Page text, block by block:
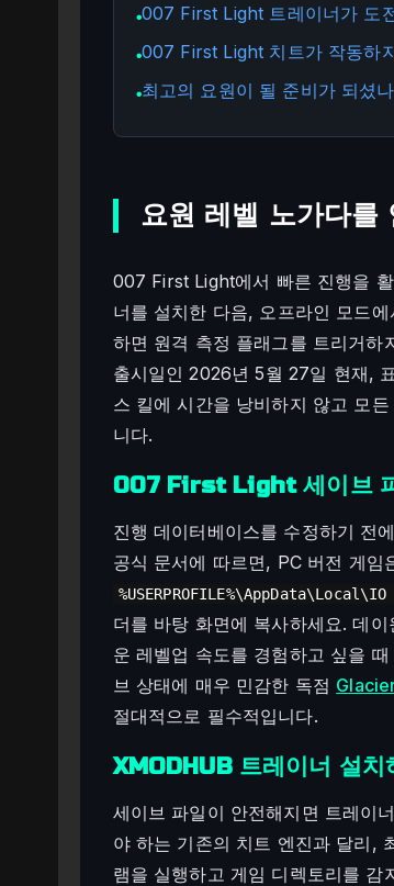
●007 First Light 트레이너가 도
●007 First Light 치트가 작동하
●최고의 요원이 될 준비가 되셨
요원 레벨 노가다를
007 First Light에서 빠른 진행을
너를 설치한 다음, 오프라인 모드
하면 원격 측정 플래그를 트리거하
출시일인 2026년 5월 27일 현재,
스 킬에 시간을 낭비하지 않고 모
니다.
007 First Light 세이브 파
진행 데이터베이스를 수정하기 전
공식 문서에 따르면, PC 버전 게임
더를 바탕 화면에 복사하세요. 데
운 레벨업 속도를 경험하고 싶을
브 상태에 매우 민감한 독점
절대적으로 필수적입니다.
XMODHUB 트레이너 설치
세이브 파일이 안전해지면 트레이
야 하는 기존의 치트 엔진과 달리,
램을 실행하고 게임 디렉토리를 감